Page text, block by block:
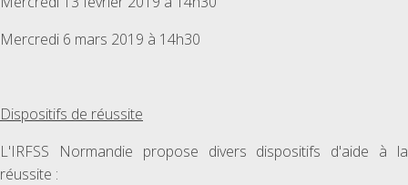
Mercredi 6 mars 2019 à 14h30
Dispositifs de réussite
L'IRFSS Normandie propose divers dispositifs d'aide à la
réussite :